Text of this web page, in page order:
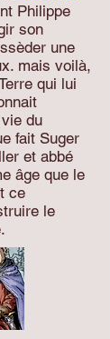
Philippe
son
une
mais voilà,
qui lui
du
fait Suger
et abbé
âge que le
ce
le